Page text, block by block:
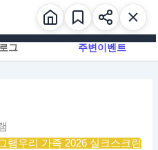
그 주변이벤트
램우리 가족 2026 실크스크린